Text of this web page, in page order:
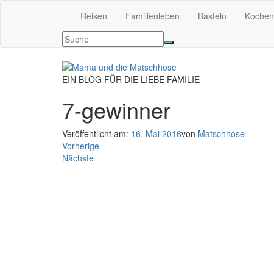
Reisen Familienleben Basteln Kochen
EIN BLOG FÜR DIE LIEBE FAMILIE
7-gewinner
Veröffentlicht am: 16. Mai 2016von Matschhose
Vorherige
Nächste